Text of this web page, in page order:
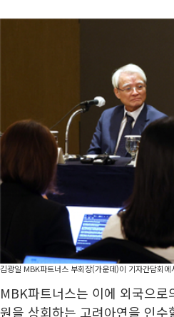
김광일 MBK파트너스 부회장(가운데)이 기자간담회
MBK파트너스는 이에 외국으
원을 상회하는 고려아연을 인